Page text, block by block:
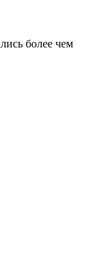
более чем